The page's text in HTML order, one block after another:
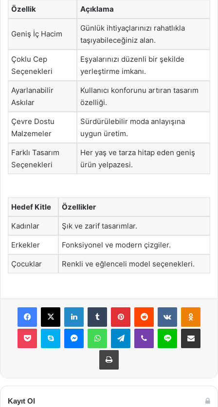
Özellik Açıklama
Geniş İç Hacim
Günlük ihtiyaçlarınızı rahatlıkla
taşıyabileceğiniz alan.
Çoklu Cep
Seçenekleri
Eşyalarınızı düzenli bir şekilde
yerleştirme imkanı.
Ayarlanabilir
Askılar
Kullanıcı konforunu artıran tasarım
özelliği.
Çevre Dostu
Malzemeler
Sürdürülebilir moda anlayışına
uygun üretim.
Farklı Tasarım
Seçenekleri
Her yaş ve tarza hitap eden geniş
ürün yelpazesi.
Hedef Kitle Özellikler
Kadınlar Şık ve zarif tasarımlar.
Erkekler Fonksiyonel ve modern çizgiler.
Çocuklar Renkli ve eğlenceli model seçenekleri.
Facebook
X LinkedInTumblr PinterestReddit VKontakte
Pocket Skype MessengerWhatsAppTelegramViber Line E-Posta ile
Yazdır
Kayıt Ol